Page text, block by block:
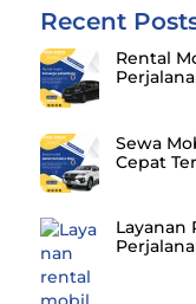
Recent
Rental
Sewa
Cepat
Layanan